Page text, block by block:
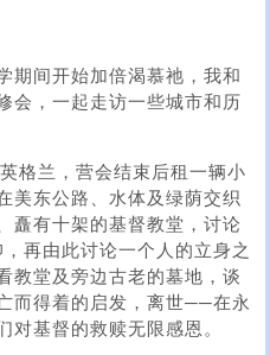
期间开始加倍渴慕祂，我和
会，一起走访一些城市和历
格兰，营会结束后租一辆小
美东公路、水体及绿荫交织
矗有十架的基督教堂，讨论
再由此讨论一个人的立身之
教堂及旁边古老的墓地，谈
而得着的启发，离世──在永
对基督的救赎无限感恩。